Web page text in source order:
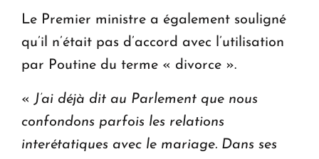
Le Premier ministre a également souligné
qu’il n’était pas d’accord avec l’utilisation
par Poutine du terme « divorce ».
« J’ai déjà dit au Parlement que nous
confondons parfois les relations
interétatiques avec le mariage. Dans ses